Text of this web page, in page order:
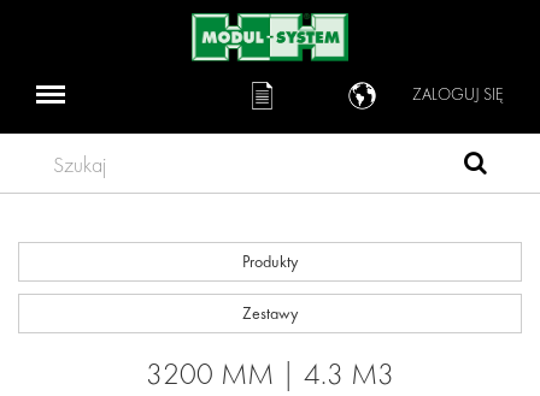
ZALOGUJ SIĘ
Szukaj
Produkty
Zestawy
3200 MM | 4.3 M3